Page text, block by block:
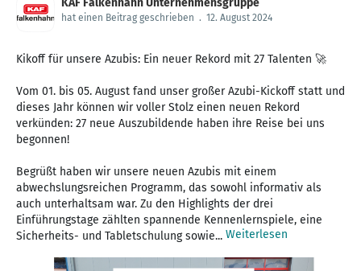
hat einen Beitrag geschrieben . 12. August 2024
Kikoff für unsere Azubis: Ein neuer Rekord mit 27 Talenten 🚀
Vom 01. bis 05. August fand unser großer Azubi-Kickoff statt und
dieses Jahr können wir voller Stolz einen neuen Rekord
verkünden: 27 neue Auszubildende haben ihre Reise bei uns
begonnen!
Begrüßt haben wir unsere neuen Azubis mit einem
abwechslungsreichen Programm, das sowohl informativ als
auch unterhaltsam war. Zu den Highlights der drei
Einführungstage zählten spannende Kennenlernspiele, eine
Sicherheits- und Tabletschulung sowie... Weiterlesen